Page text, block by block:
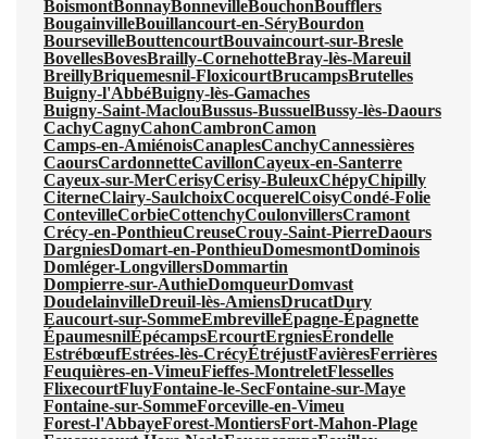
BoismontBonnayBonnevilleBouchonBoufflers
BougainvilleBouillancourt-en-SéryBourdon
BoursevilleBouttencourtBouvaincourt-sur-Bresle
BovellesBovesBrailly-CornehotteBray-lès-Mareuil
BreillyBriquemesnil-FloxicourtBrucampsBrutelles
Buigny-l'AbbéBuigny-lès-Gamaches
Buigny-Saint-MaclouBussus-BussuelBussy-lès-Daours
CachyCagnyCahonCambronCamon
Camps-en-AmiénoisCanaplesCanchyCannessières
CaoursCardonnetteCavillonCayeux-en-Santerre
Cayeux-sur-MerCerisyCerisy-BuleuxChépyChipilly
CiterneClairy-SaulchoixCocquerelCoisyCondé-Folie
ContevilleCorbieCottenchyCoulonvillersCramont
Crécy-en-PonthieuCreuseCrouy-Saint-PierreDaours
DargniesDomart-en-PonthieuDomesmontDominois
Domléger-LongvillersDommartin
Dompierre-sur-AuthieDomqueurDomvast
DoudelainvilleDreuil-lès-AmiensDrucatDury
Eaucourt-sur-SommeEmbrevilleÉpagne-Épagnette
ÉpaumesnilÉpécampsErcourtErgniesÉrondelle
EstrébœufEstrées-lès-CrécyÉtréjustFavièresFerrières
Feuquières-en-VimeuFieffes-MontreletFlesselles
FlixecourtFluyFontaine-le-SecFontaine-sur-Maye
Fontaine-sur-SommeForceville-en-Vimeu
Forest-l'AbbayeForest-MontiersFort-Mahon-Plage